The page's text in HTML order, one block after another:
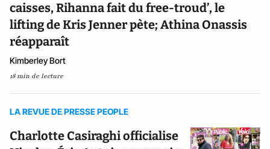
caisses, Rihanna fait du free-troud’, le
lifting de Kris Jenner pète; Athina Onassis
réapparaît
Kimberley Bort
18 min de lecture
LA REVUE DE PRESSE PEOPLE
Charlotte Casiraghi officialise